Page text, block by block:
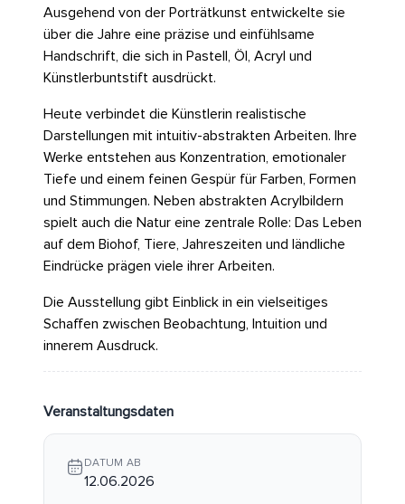
Ausgehend von der Porträtkunst entwickelte sie
über die Jahre eine präzise und einfühlsame
Handschrift, die sich in Pastell, Öl, Acryl und
Künstlerbuntstift ausdrückt.
Heute verbindet die Künstlerin realistische
Darstellungen mit intuitiv-abstrakten Arbeiten. Ihre
Werke entstehen aus Konzentration, emotionaler
Tiefe und einem feinen Gespür für Farben, Formen
und Stimmungen. Neben abstrakten Acrylbildern
spielt auch die Natur eine zentrale Rolle: Das Leben
auf dem Biohof, Tiere, Jahreszeiten und ländliche
Eindrücke prägen viele ihrer Arbeiten.
Die Ausstellung gibt Einblick in ein vielseitiges
Schaffen zwischen Beobachtung, Intuition und
innerem Ausdruck.
Veranstaltungsdaten
DATUM AB
12.06.2026